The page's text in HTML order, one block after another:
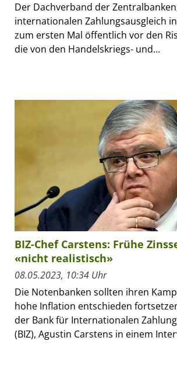
Der Dachverband der
internationalen Zahlungsausgleich in
zum ersten Mal öffentlich vor den
die von den Handelskriegs- und...
BIZ-Chef Carstens: Frühe
«nicht realistisch»
08.05.2023, 10:34 Uhr
Die Notenbanken sollten ihren
hohe Inflation entschieden
der Bank für Internationalen
(BIZ), Agustin Carstens in einem